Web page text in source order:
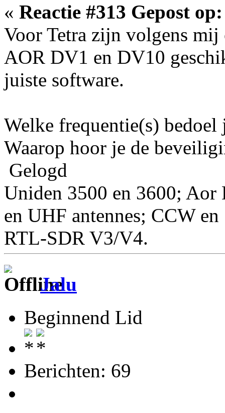
« Reactie #313 Gepost op:
Voor Tetra zijn volgens
AOR DV1 en DV10
juiste software.
Welke frequentie(s)
Waarop hoor je de
Gelogd
Uniden 3500 en 3600;
en UHF antennes; CCW
RTL-SDR V3/V4.
Jalu
Beginnend Lid
Berichten: 69